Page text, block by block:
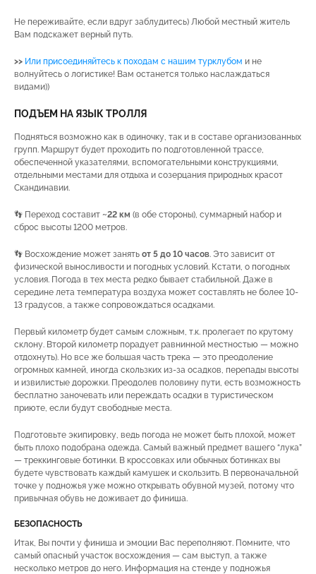
Не переживайте, если вдруг заблудитесь) Любой местный житель
Вам подскажет верный путь.
>> Или присоединяйтесь к походам с нашим турклубом и не
волнуйтесь о логистике! Вам останется только наслаждаться
видами))
ПОДЪЕМ НА ЯЗЫК ТРОЛЛЯ
Подняться возможно как в одиночку, так и в составе организованных
групп. Маршрут будет проходить по подготовленной трассе,
обеспеченной указателями, вспомогательными конструкциями,
отдельными местами для отдыха и созерцания природных красот
Скандинавии.
👣 Переход составит ~22 км (в обе стороны), суммарный набор и
сброс высоты 1200 метров.
👣 Восхождение может занять от 5 до 10 часов. Это зависит от
физической выносливости и погодных условий. Кстати, о погодных
условия. Погода в тех места редко бывает стабильной. Даже в
середине лета температура воздуха может составлять не более 10-
13 градусов, а также сопровождаться осадками.
Первый километр будет самым сложным, т.к. пролегает по крутому
склону. Второй километр порадует равнинной местностью — можно
отдохнуть). Но все же большая часть трека — это преодоление
огромных камней, иногда скользких из-за осадков, перепады высоты
и извилистые дорожки. Преодолев половину пути, есть возможность
бесплатно заночевать или переждать осадки в туристическом
приюте, если будут свободные места.
Подготовьте экипировку, ведь погода не может быть плохой, может
быть плохо подобрана одежда. Самый важный предмет вашего “лука”
— треккинговые ботинки. В кроссовках или обычных ботинках вы
будете чувствовать каждый камушек и скользить. В первоначальной
точке у подножья уже можно открывать обувной музей, потому что
привычная обувь не доживает до финиша.
БЕЗОПАСНОСТЬ
Итак, Вы почти у финиша и эмоции Вас переполняют. Помните, что
самый опасный участок восхождения — сам выступ, а также
несколько метров до него. Информация на стенде у подножья